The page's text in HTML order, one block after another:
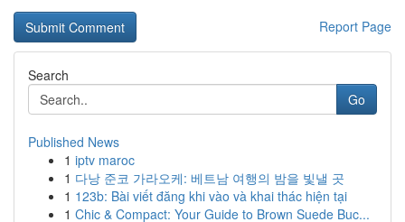
Report Page
Search
Go
Published News
1 iptv maroc
1 다낭 준코 가라오케: 베트남 여행의 밤을 빛낼 곳
1 123b: Bài viết đăng khi vào và khai thác hiện tại
1 Chic & Compact: Your Guide to Brown Suede Buc...